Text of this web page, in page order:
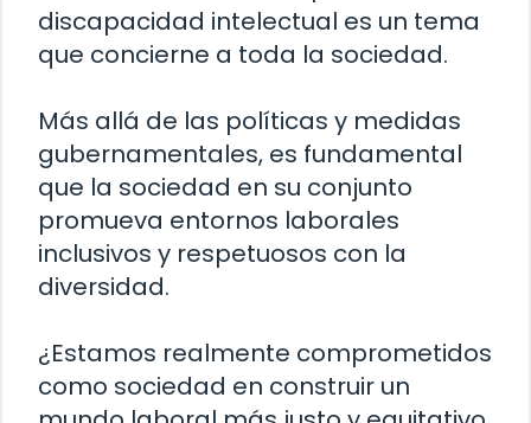
discapacidad intelectual es un tema
que concierne a toda la sociedad.
Más allá de las políticas y medidas
gubernamentales, es fundamental
que la sociedad en su conjunto
promueva entornos laborales
inclusivos y respetuosos con la
diversidad.
¿Estamos realmente comprometidos
como sociedad en construir un